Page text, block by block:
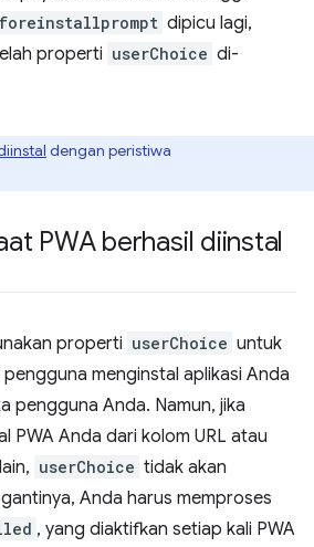
dipicu lagi,
properti userChoice di-
dengan peristiwa
PWA berhasil diinstal
properti userChoice untuk
menginstal aplikasi Anda
pengguna Anda. Namun, jika
PWA Anda dari kolom URL atau
userChoice tidak akan
Anda harus memproses
, yang diaktifkan setiap kali PWA